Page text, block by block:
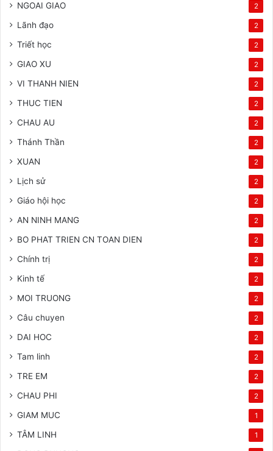
NGOAI GIAO 2
Lãnh đạo 2
Triết học 2
GIAO XU 2
VI THANH NIEN 2
THUC TIEN 2
CHAU AU 2
Thánh Thần 2
XUAN 2
Lịch sử 2
Giáo hội học 2
AN NINH MANG 2
BO PHAT TRIEN CN TOAN DIEN 2
Chính trị 2
Kinh tế 2
MOI TRUONG 2
Câu chuyen 2
DAI HOC 2
Tam linh 2
TRE EM 2
CHAU PHI 2
GIAM MUC 1
TÂM LINH 1